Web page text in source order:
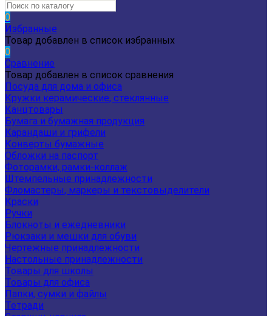
0
Избранные
Товар добавлен в список избранных
0
Сравнение
Товар добавлен в список сравнения
Посуда для дома и офиса
Кружки керамические, стеклянные
Канцтовары
Бумага и бумажная продукция
Карандаши и грифели
Конверты бумажные
Обложки на паспорт
Фоторамки, рамки-коллаж
Штемпельные принадлежности
Фломастеры, маркеры и текстовыделители
Краски
Ручки
Блокноты и ежедневники
Рюкзаки и мешки для обуви
Чертежные принадлежности
Настольные принадлежности
Товары для школы
Товары для офиса
Папки, сумки и файлы
Тетради